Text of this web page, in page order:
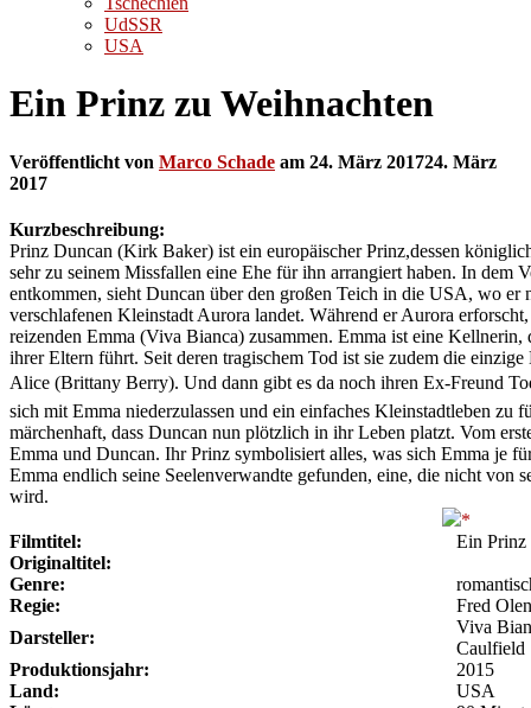
UdSSR
USA
Ein Prinz zu Weihnachten
Veröffentlicht von Marco Schade am 24. März 201724. März
2017
Kurzbeschreibung:
Prinz Duncan (Kirk Baker) ist ein europäischer Prinz,dessen
sehr zu seinem Missfallen eine Ehe für ihn arrangiert haben. In dem
entkommen, sieht Duncan über den großen Teich in die USA, wo er
verschlafenen Kleinstadt Aurora landet. Während er Aurora
reizenden Emma (Viva Bianca) zusammen. Emma ist eine
ihrer Eltern führt. Seit deren tragischem Tod ist sie zudem die
Alice (Brittany Berry). Und dann gibt es da noch ihren Ex-Freund
sich mit Emma niederzulassen und ein einfaches Kleinstadtleben zu
märchenhaft, dass Duncan nun plötzlich in ihr Leben platzt. Vom
Emma und Duncan. Ihr Prinz symbolisiert alles, was sich Emma je
Emma endlich seine Seelenverwandte gefunden, eine, die nicht von
wird.
Filmtitel:
Ein Prinz
Originaltitel:
Genre:
Regie:
Fred
Darsteller:
Viva
Caulfield
Produktionsjahr:
2015
Land:
USA